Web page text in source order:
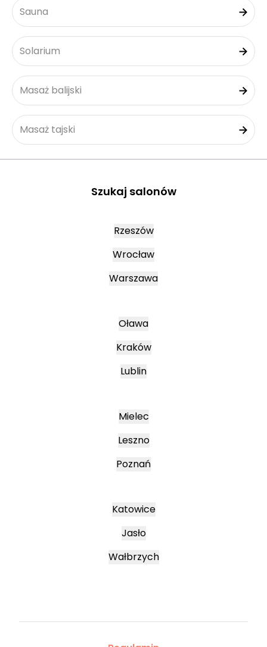
Sauna
Solarium
Masaż balijski
Masaż tajski
Szukaj salonów
Rzeszów
Wrocław
Warszawa
Oława
Kraków
Lublin
Mielec
Leszno
Poznań
Katowice
Jasło
Wałbrzych